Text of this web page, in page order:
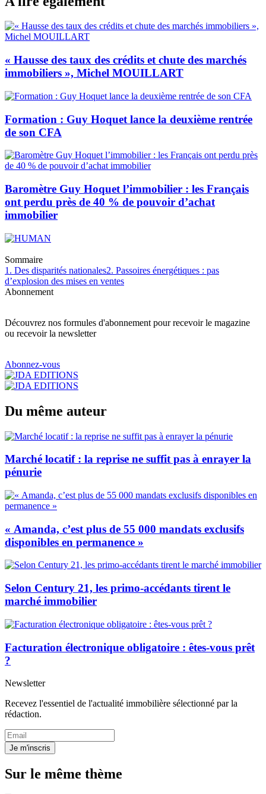
« Hausse des taux des crédits et chute des marchés
immobiliers », Michel MOUILLART
Formation : Guy Hoquet lance la deuxième rentrée
de son CFA
Baromètre Guy Hoquet l’immobilier : les Français
ont perdu près de 40 % de pouvoir d’achat
immobilier
Sommaire
1. Des disparités nationales2. Passoires énergétiques : pas
d’explosion des mises en ventes
Abonnement
Découvrez nos formules d'abonnement pour recevoir le magazine
ou recevoir la newsletter
Abonnez-vous
Du même auteur
Marché locatif : la reprise ne suffit pas à enrayer la
pénurie
« Amanda, c’est plus de 55 000 mandats exclusifs
disponibles en permanence »
Selon Century 21, les primo-accédants tirent le
marché immobilier
Facturation électronique obligatoire : êtes-vous prêt
?
Newsletter
Recevez l'essentiel de l'actualité immobilière sélectionné par la
rédaction.
Je m'inscris
Sur le même thème